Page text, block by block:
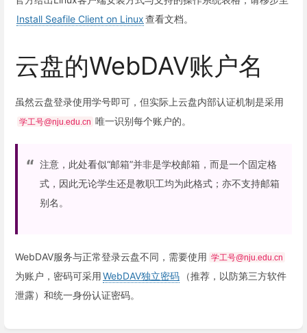
Install Seafile Client on Linux查看文档。
云盘的WebDAV账户名
虽然云盘登录使用学号即可，但实际上云盘内部认证机制是采用
学工号@nju.edu.cn 唯一识别每个账户的。
注意，此处看似“邮箱”并非是学校邮箱，而是一个固定格
式，因此无论学生还是教职工均为此格式；亦不支持邮箱
别名。
WebDAV服务与正常登录云盘不同，需要使用 学工号@nju.edu.cn
为账户，密码可采用WebDAV独立密码
（推荐，以防第三方软件
泄露）和统一身份认证密码。